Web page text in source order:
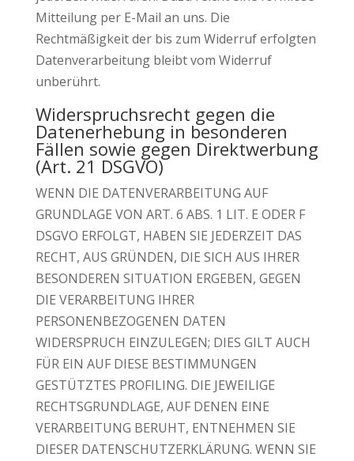
Mitteilung per E-Mail an uns. Die
Rechtmäßigkeit der bis zum Widerruf erfolgten
Datenverarbeitung bleibt vom Widerruf
unberührt.
Widerspruchsrecht gegen die
Datenerhebung in besonderen
Fällen sowie gegen Direktwerbung
(Art. 21 DSGVO)
WENN DIE DATENVERARBEITUNG AUF
GRUNDLAGE VON ART. 6 ABS. 1 LIT. E ODER F
DSGVO ERFOLGT, HABEN SIE JEDERZEIT DAS
RECHT, AUS GRÜNDEN, DIE SICH AUS IHRER
BESONDEREN SITUATION ERGEBEN, GEGEN
DIE VERARBEITUNG IHRER
PERSONENBEZOGENEN DATEN
WIDERSPRUCH EINZULEGEN; DIES GILT AUCH
FÜR EIN AUF DIESE BESTIMMUNGEN
GESTÜTZTES PROFILING. DIE JEWEILIGE
RECHTSGRUNDLAGE, AUF DENEN EINE
VERARBEITUNG BERUHT, ENTNEHMEN SIE
DIESER DATENSCHUTZERKLÄRUNG. WENN SIE